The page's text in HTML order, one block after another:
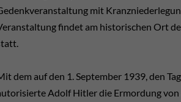
mit
findet am historischen Ort
dem auf den 1. September 1939, den
Adolf Hitler die Ermordung von